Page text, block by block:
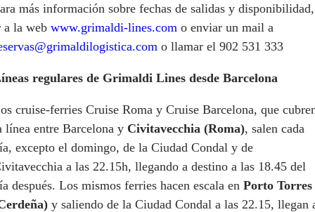
más información sobre fechas de salidas y disponibilidad,
a la web www.grimaldi-lines.com o enviar un mail a
o llamar el 902 531 333
regulares de Grimaldi Lines desde Barcelona
cruise-ferries Cruise Roma y Cruise Barcelona, que
línea entre Barcelona y Civitavecchia (Roma), salen cada
excepto el domingo, de la Ciudad Condal y de
a las 22.15h, llegando a destino a las 18.45 del
después. Los mismos ferries hacen escala en Porto Torres
y saliendo de la Ciudad Condal a las 22.15, llegan